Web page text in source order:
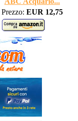
Prezzo: EUR 12,75